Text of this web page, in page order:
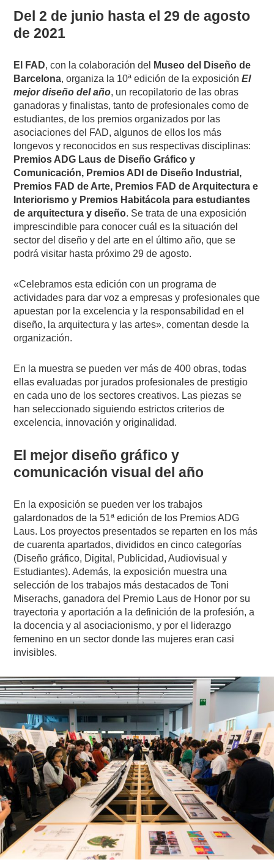
Del 2 de junio hasta el 29 de agosto
de 2021
El FAD, con la colaboración del
Museo del Diseño de
Barcelona, organiza la 10ª edición de la exposiciónEl
mejor diseño del año, un recopilatorio de las obras
ganadoras y finalistas, tanto de profesionales como de
estudiantes, de los premios organizados por las
asociaciones del FAD, algunos de ellos los más
longevos y reconocidos en sus respectivas disciplinas:
Premios ADG Laus de Diseño Gráfico y
Comunicación, Premios ADI de Diseño Industrial,
Premios FAD de Arte, Premios FAD de Arquitectura e
Interiorismo y Premios Habitácola para estudiantes
de arquitectura y diseño. Se trata de una exposición
imprescindible para conocer cuál es la situación del
sector del diseño y del arte en el último año, que se
podrá visitar hasta próximo 29 de agosto.
«Celebramos esta edición con un programa de
actividades para dar voz a empresas y profesionales que
apuestan por la excelencia y la responsabilidad en el
diseño, la arquitectura y las artes», comentan desde la
organización.
En la muestra se pueden ver más de 400 obras, todas
ellas evaluadas por jurados profesionales de prestigio
en cada uno de los sectores creativos. Las piezas se
han seleccionado siguiendo estrictos criterios de
excelencia, innovación y originalidad.
El mejor diseño gráfico y
comunicación visual del año
En la exposición se pueden ver los trabajos
galardonados de la 51ª edición de los Premios ADG
Laus. Los proyectos presentados se reparten en los más
de cuarenta apartados, divididos en cinco categorías
(Diseño gráfico, Digital, Publicidad, Audiovisual y
Estudiantes). Además, la exposición muestra una
selección de los trabajos más destacados de Toni
Miserachs, ganadora del Premio Laus de Honor por su
trayectoria y aportación a la definición de la profesión, a
la docencia y al asociacionismo, y por el liderazgo
femenino en un sector donde las mujeres eran casi
invisibles.